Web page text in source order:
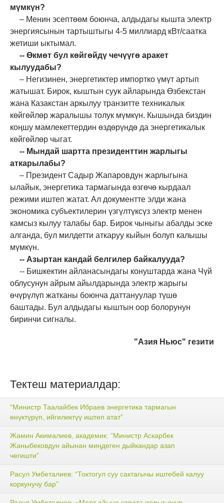
мүмкүн?
– Менин эсептөөм боюнча, алдыдагы кышта электр
энергиясынын тартыштыгы 4-5 миллиард кВт/саатка
жетиши ыктымал.
-- Өкмөт бул көйгөйдү чечүүгө аракет
кылуудабы?
– Негизинен, энергетиктер импортко үмүт артып
жатышат. Бирок, кыштын суук айларында Өзбекстан
жана Казакстан аркылуу транзитте техникалык
көйгөйлөр жаралышы толук мүмкүн. Кышында биздин
коңшу мамлекеттердин өздөрүндө да энергетикалык
көйгөйлөр чыгат.
-- Мындай шартта президенттин жарлыгы
аткарылабы?
– Президент Садыр Жапаровдун жарлыгына
ылайык, энергетика тармагында өзгөчө кырдаал
режими иштеп жатат. Ал документте элди жана
экономика субъектилерин үзгүлтүксүз электр менен
камсыз кылуу талабы бар. Бирок чыныгы абалды эске
алганда, бул милдетти аткаруу кыйын болуп калышы
мүмкүн.
-- Азыртан кандай белгилер байкалууда?
-- Бишкектин айланасындагы конуштарда жана Чүй
облусунун айрым айылдарында электр жарыгы
өчүрүлүп жатканы боюнча даттануулар түшө
баштады. Бул алдыдагы кыштын оор болорунун
биринчи сигналы.
"Азия Ньюс" гезити
Тектеш материалдар:
“Министр Таалайбек Ибраев энергетика тармагын
өнүктүрүп, ийгиликтүү иштеп атат”
Жамин Акималиев, академик: “Министр Аскарбек
Жаныбековдун айынан миңдеген дыйкандар азап
чегишти”
Расул Умбеталиев: “Токтогул суу сактагычы иштебей калуу
коркунучу бар”